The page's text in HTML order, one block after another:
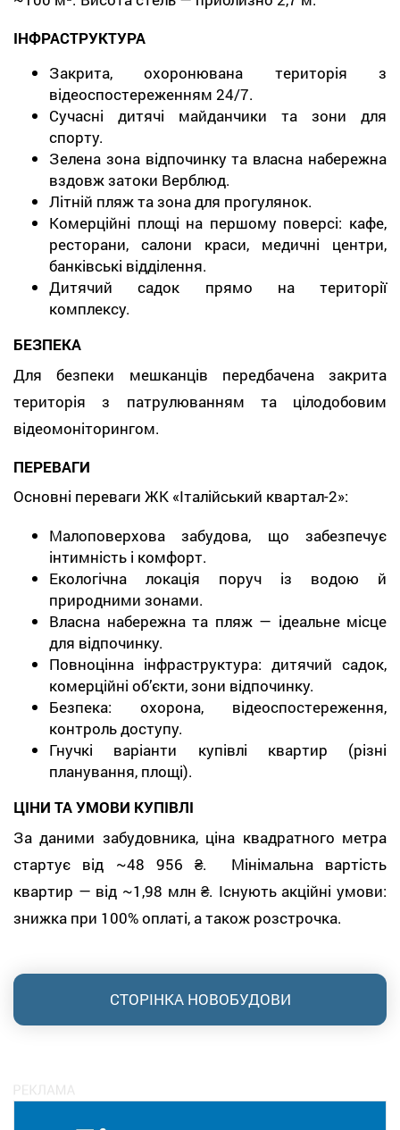
ІНФРАСТРУКТУРА
Закрита, охоронювана територія з
відеоспостереженням 24/7.
Сучасні дитячі майданчики та зони для
спорту.
Зелена зона відпочинку та власна набережна
вздовж затоки Верблюд.
Літній пляж та зона для прогулянок.
Комерційні площі на першому поверсі: кафе,
ресторани, салони краси, медичні центри,
банківські відділення.
Дитячий садок прямо на території
комплексу.
БЕЗПЕКА
Для безпеки мешканців передбачена закрита
територія з патрулюванням та цілодобовим
відеомоніторингом.
ПЕРЕВАГИ
Основні переваги ЖК «Італійський квартал-2»:
Малоповерхова забудова, що забезпечує
інтимність і комфорт.
Екологічна локація поруч із водою й
природними зонами.
Власна набережна та пляж — ідеальне місце
для відпочинку.
Повноцінна інфраструктура: дитячий садок,
комерційні об’єкти, зони відпочинку.
Безпека: охорона, відеоспостереження,
контроль доступу.
Гнучкі варіанти купівлі квартир (різні
планування, площі).
ЦІНИ ТА УМОВИ КУПІВЛІ
За даними забудовника, ціна квадратного метра
стартує від ~48 956 ₴. Мінімальна вартість
квартир — від ~1,98 млн ₴. Існують акційні умови:
знижка при 100% оплаті, а також розстрочка.
СТОРІНКА НОВОБУДОВИ